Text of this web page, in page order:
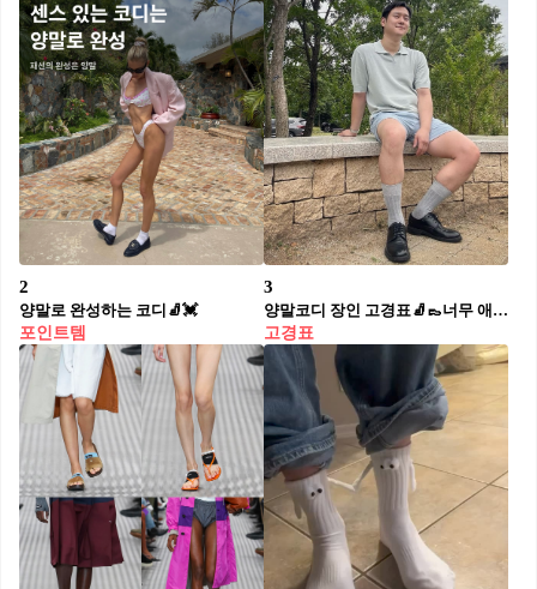
2
양말로 완성하는 코디🧦💓
포인트템
3
양말코디 장인 고경표🧦👞너무 애정합니다❤️
고경표